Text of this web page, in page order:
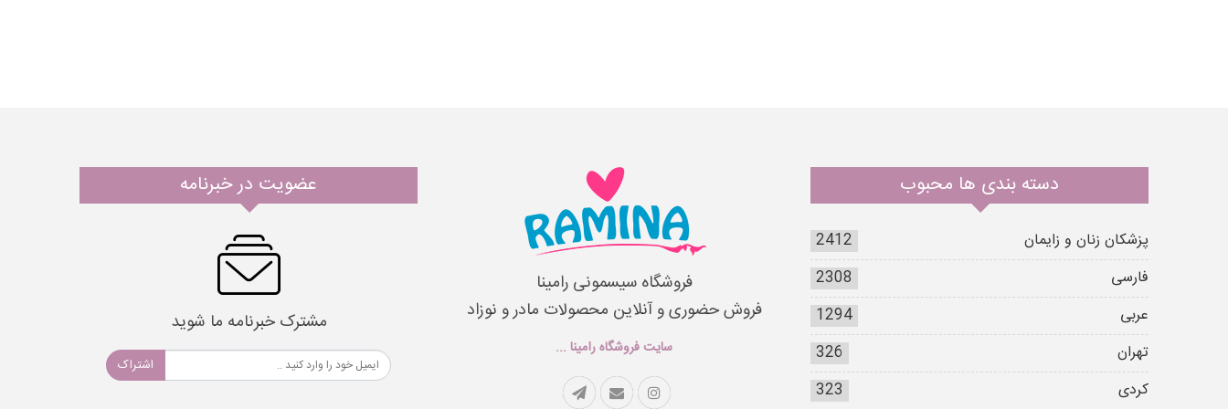
دسته بندی ها محبوب
پزشکان زنان و زایمان
2412
فارسی
2308
عربی
1294
تهران
326
کردی
323
فروشگاه سیسمونی رامینا
فروش حضوری و آنلاین محصولات مادر و نوزاد
سایت فروشگاه رامینا ...
عضویت در خبرنامه
مشترک خبرنامه ما شوید
اشتراک